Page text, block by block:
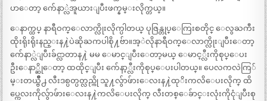
ပာေတာ့ က်ေနာ္လဲအူယားျပီးဖက္နမ္းလိုက္တယ္။
ေနာက္ထပ္ နာရီဝက္ေလာက္လိုးလိုက္ပါတယ္ ပုဇြန္တုပ္ေကြးစတိုင္ ေလွႀကီး
ထိုးရိုးရိုးနည္းန႔ဲပဲဆိုႀကပါစို႔ဗ်ာ။အ့ဲလိုနာရီဝက္ေလာက္လိုးျပီးေတာ့
က်ေနာ္လဲျပီးခ်င္လာတာန႔ဲ မမ ေမာင္ျပီးေတာ့မယ္ ေမာင့္လီးကိုစုပ္ေပး
ဦးေနာ္ဆိုေတာ့ ထထိုင္ျပီး က်ေနာ့္လီးကိုစုပ္ေပးပါတယ္။ ပေလကလဲကြ်
မ္းတယ္ဗ်ဳိ႕ လီးဒစ္ပတ္ပတ္လည္ကို သူ႔လ်ွာဖ်ားေလးန႔ဲထုိးကလိေပးလိုက္ ထိ
ပ္ကေလးကိုလ်ွာဖ်ားေလးန႔ဲကလိေပးလိုက္ လီးတစ္ေခ်ာင္းလုံးကိုငုံျပီးစု